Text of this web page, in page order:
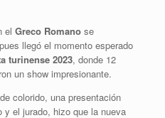
el Greco Romano se
llegó el momento esperado
turinense 2023, donde 12
un show impresionante.
colorido, una presentación
el jurado, hizo que la nueva